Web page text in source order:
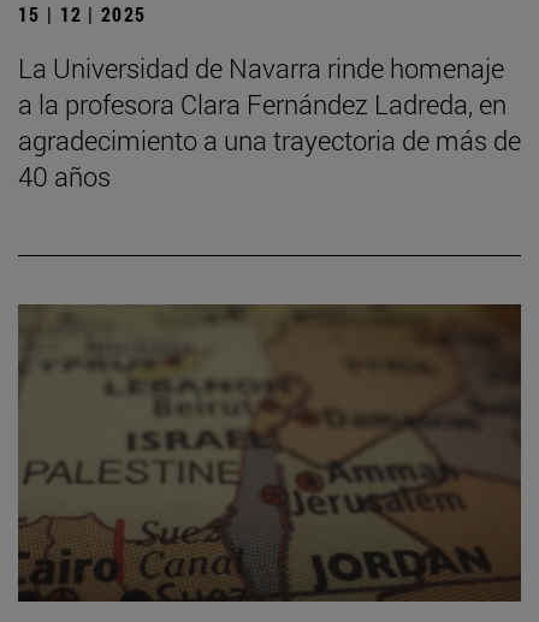
15 | 12 | 2025
La Universidad de Navarra rinde homenaje
a la profesora Clara Fernández Ladreda, en
agradecimiento a una trayectoria de más de
40 años